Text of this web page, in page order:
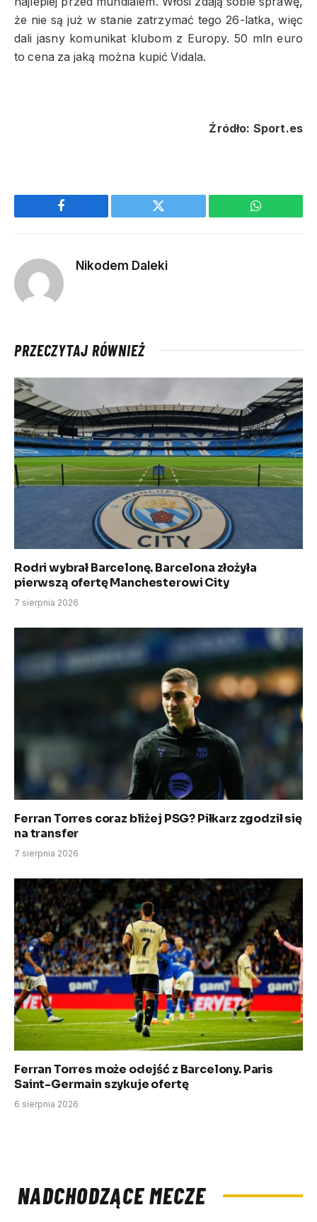
że nie są już w stanie zatrzymać tego 26-latka, więc
dali jasny komunikat klubom z Europy. 50 mln euro
to cena za jaką można kupić Vidala.
Źródło: Sport.es
Facebook Twitter WhatsApp
Nikodem Daleki
PRZECZYTAJ RÓWNIEŻ
Rodri wybrał Barcelonę. Barcelona złożyła
pierwszą ofertę Manchesterowi City
7 sierpnia 2026
Ferran Torres coraz bliżej PSG? Piłkarz zgodził się
na transfer
7 sierpnia 2026
Ferran Torres może odejść z Barcelony. Paris
Saint-Germain szykuje ofertę
6 sierpnia 2026
NADCHODZĄCE MECZE